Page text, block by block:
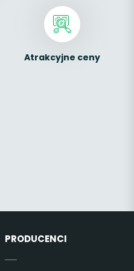
Atrakcyjne ceny
PRODUCENCI